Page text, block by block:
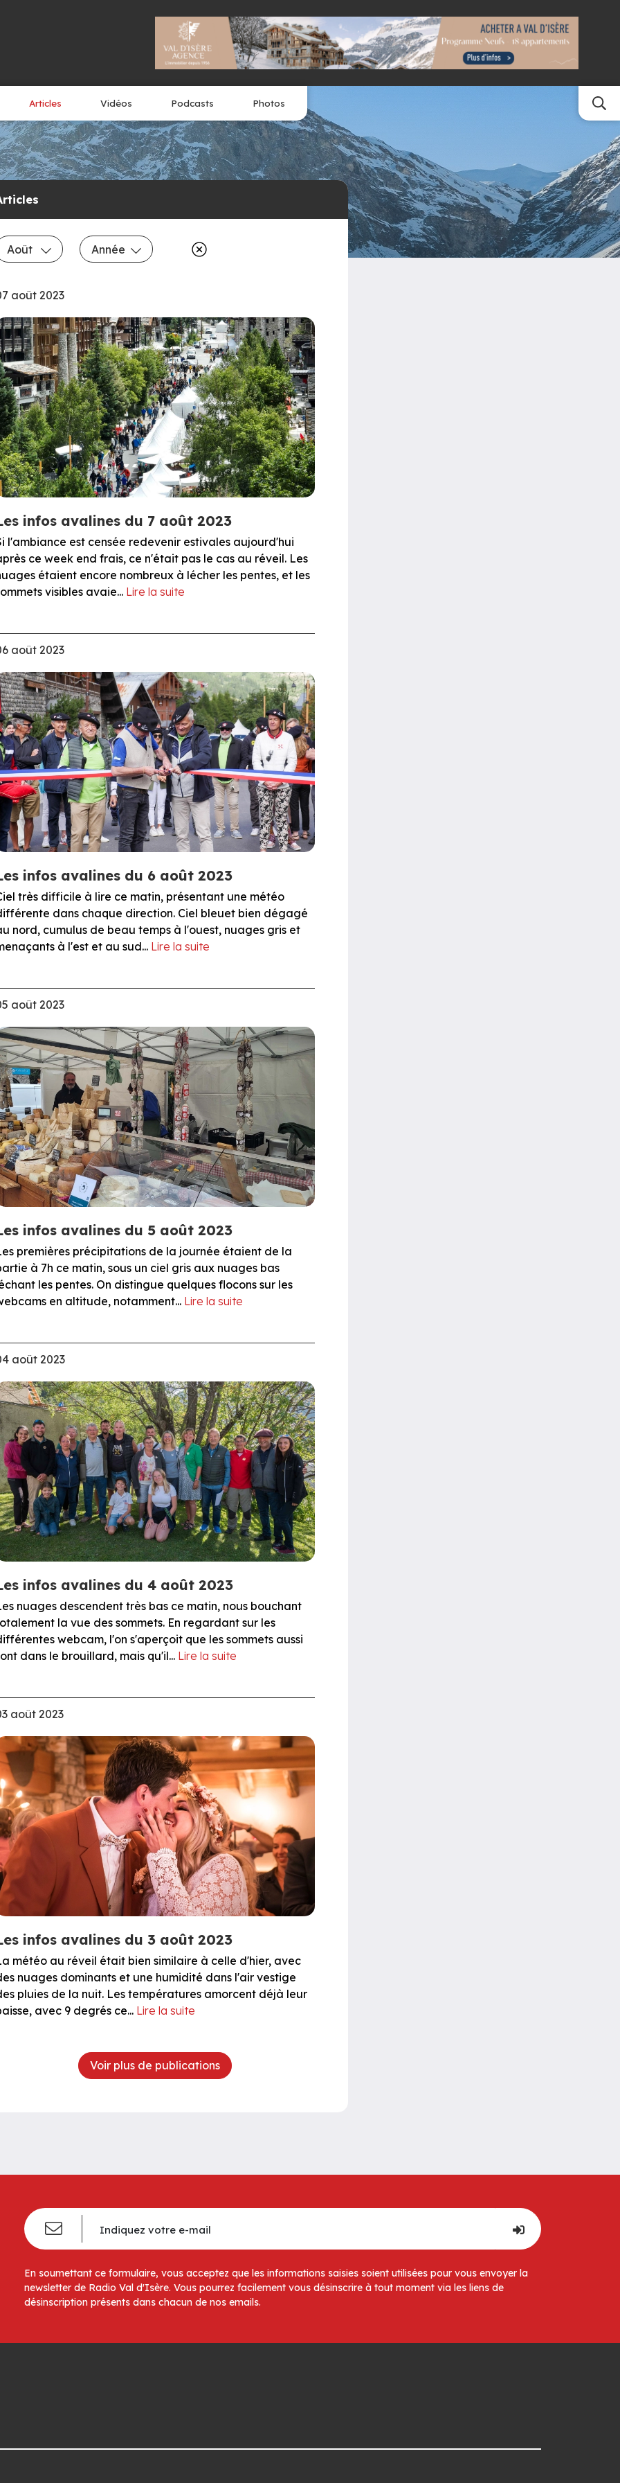
Articles Vidéos Podcasts Photos
Août Année
août 2023
infos avalines du 7 août 2023
l'ambiance est censée redevenir estivales aujourd'hui
ce week end frais, ce n'était pas le cas au réveil. Les
étaient encore nombreux à lécher les pentes, et les
visibles avaie... Lire la suite
août 2023
infos avalines du 6 août 2023
très difficile à lire ce matin, présentant une météo
dans chaque direction. Ciel bleuet bien dégagé
nord, cumulus de beau temps à l'ouest, nuages gris et
à l'est et au sud... Lire la suite
août 2023
infos avalines du 5 août 2023
premières précipitations de la journée étaient de la
à 7h ce matin, sous un ciel gris aux nuages bas
les pentes. On distingue quelques flocons sur les
en altitude, notamment... Lire la suite
août 2023
infos avalines du 4 août 2023
nuages descendent très bas ce matin, nous bouchant
la vue des sommets. En regardant sur les
webcam, l'on s'aperçoit que les sommets aussi
dans le brouillard, mais qu'il... Lire la suite
août 2023
infos avalines du 3 août 2023
météo au réveil était bien similaire à celle d'hier, avec
nuages dominants et une humidité dans l'air vestige
pluies de la nuit. Les températures amorcent déjà leur
avec 9 degrés ce... Lire la suite
Voir plus de publications
En soumettant ce formulaire, vous acceptez que les informations saisies soient utilisées pour vous envoyer la
newsletter de Radio Val d'Isère. Vous pourrez facilement vous désinscrire à tout moment via les liens de
désinscription présents dans chacun de nos emails.